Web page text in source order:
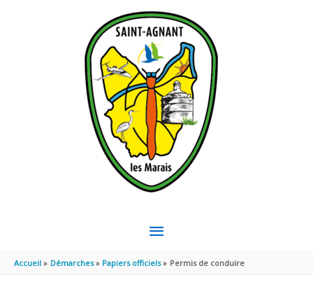
MENU
PRINCIPAL
Accueil Démarches Papiers officiels Permis de conduire